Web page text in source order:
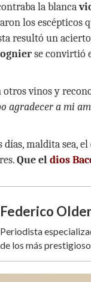
la blanca
los escépticos
resultó un
se convirtió
vinos y
agradecer a mi
días, maldita sea,
Que eldios
Federico
Periodista
de los más